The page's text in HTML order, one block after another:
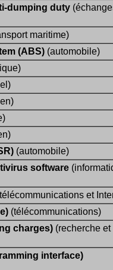
dumping duty
maritime)
(ABS) (automobile)
(automobile)
software
et
(télécommunications)
charges) (recherche et
interface)